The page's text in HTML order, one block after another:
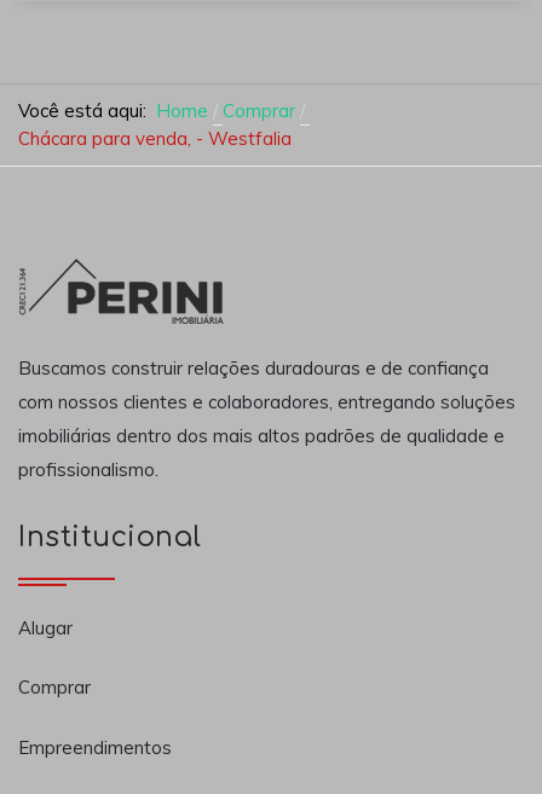
Você está aqui: Home
Comprar
Chácara para venda, - Westfalia
Buscamos construir relações duradouras e de confiança
com nossos clientes e colaboradores, entregando soluções
imobiliárias dentro dos mais altos padrões de qualidade e
profissionalismo.
Institucional
Alugar
Comprar
Empreendimentos